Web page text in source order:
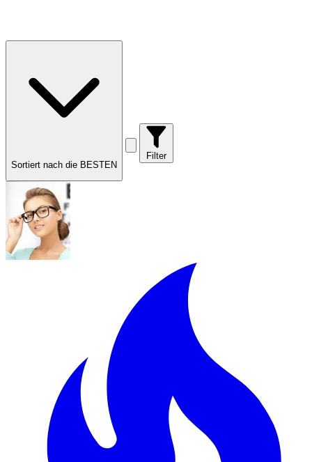
Sortiert nach die BESTEN
Filter